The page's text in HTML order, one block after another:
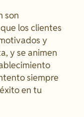
son
los clientes
y
y se animen
siempre
en tu